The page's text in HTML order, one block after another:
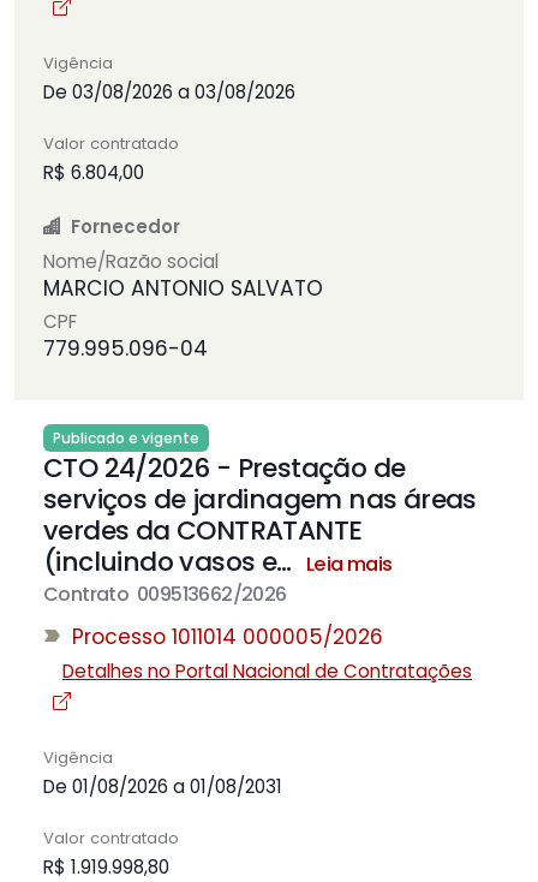
Vigência
De 03/08/2026 a 03/08/2026
Valor contratado
R$ 6.804,00
Fornecedor
Nome/Razão social
MARCIO ANTONIO SALVATO
CPF
779.995.096-04
Publicado e vigente
CTO 24/2026 - Prestação de
serviços de jardinagem nas áreas
verdes da CONTRATANTE
(incluindo vasos e…
Leia mais
Contrato 009513662/2026
Processo 1011014 000005/2026
Detalhes no Portal Nacional de Contratações
Vigência
De 01/08/2026 a 01/08/2031
Valor contratado
R$ 1.919.998,80